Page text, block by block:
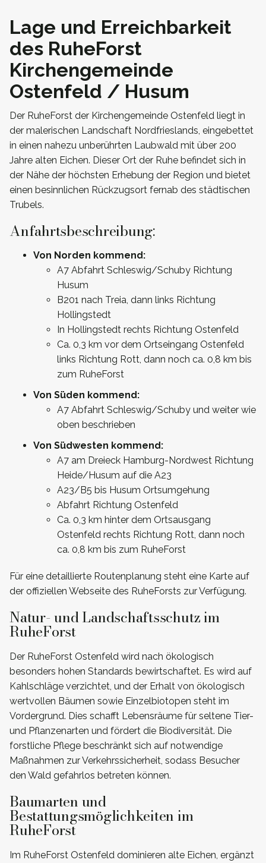
Lage und Erreichbarkeit
des RuheForst
Kirchengemeinde
Ostenfeld / Husum
Der RuheForst der Kirchengemeinde Ostenfeld liegt in
der malerischen Landschaft Nordfrieslands, eingebettet
in einen nahezu unberührten Laubwald mit über 200
Jahre alten Eichen. Dieser Ort der Ruhe befindet sich in
der Nähe der höchsten Erhebung der Region und bietet
einen besinnlichen Rückzugsort fernab des städtischen
Trubels.
Anfahrtsbeschreibung:
Von Norden kommend:
A7 Abfahrt Schleswig/Schuby Richtung
Husum
B201 nach Treia, dann links Richtung
Hollingstedt
In Hollingstedt rechts Richtung Ostenfeld
Ca. 0,3 km vor dem Ortseingang Ostenfeld
links Richtung Rott, dann noch ca. 0,8 km bis
zum RuheForst
Von Süden kommend:
A7 Abfahrt Schleswig/Schuby und weiter wie
oben beschrieben
Von Südwesten kommend:
A7 am Dreieck Hamburg-Nordwest Richtung
Heide/Husum auf die A23
A23/B5 bis Husum Ortsumgehung
Abfahrt Richtung Ostenfeld
Ca. 0,3 km hinter dem Ortsausgang
Ostenfeld rechts Richtung Rott, dann noch
ca. 0,8 km bis zum RuheForst
Für eine detaillierte Routenplanung steht eine Karte auf
der offiziellen Webseite des RuheForsts zur Verfügung.
Natur- und Landschaftsschutz im
RuheForst
Der RuheForst Ostenfeld wird nach ökologisch
besonders hohen Standards bewirtschaftet. Es wird auf
Kahlschläge verzichtet, und der Erhalt von ökologisch
wertvollen Bäumen sowie Einzelbiotopen steht im
Vordergrund. Dies schafft Lebensräume für seltene Tier-
und Pflanzenarten und fördert die Biodiversität. Die
forstliche Pflege beschränkt sich auf notwendige
Maßnahmen zur Verkehrssicherheit, sodass Besucher
den Wald gefahrlos betreten können.
Baumarten und
Bestattungsmöglichkeiten im
RuheForst
Im RuheForst Ostenfeld dominieren alte Eichen, ergänzt